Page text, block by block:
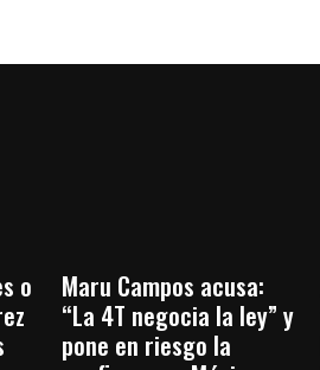
o
Maru Campos acusa:
“La 4T negocia la ley” y
pone en riesgo la